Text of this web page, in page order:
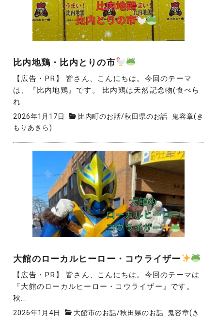
比内地鶏・比内とりの市
【広告・PR】 皆さん、こんにちは。今回のテーマ
は、『比内地鶏』です。 比内鶏は天然記念物(食べら
れ...
2026年1月17日 比内町のお話/秋田県のお話
鬼容章(き
もりあきら)
大館のローカルヒーロー・コウライザー
【広告・PR】 皆さん、こんにちは。今回のテーマは
『大館のローカルヒーロー・コウライザー』です。
秋...
2026年1月4日 大館市のお話/秋田県のお話
鬼容章(き